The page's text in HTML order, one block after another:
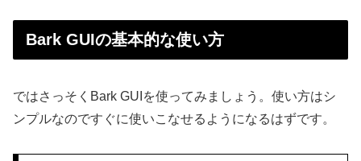
Bark GUIの基本的な使い方
ではさっそくBark GUIを使ってみましょう。使い方はシ
ンプルなのですぐに使いこなせるようになるはずです。